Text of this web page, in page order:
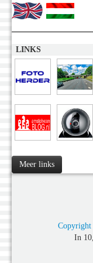
LINKS
Meer links
Copyright
In